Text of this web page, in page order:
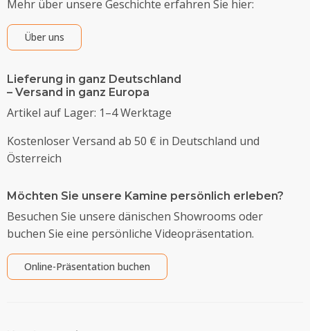
Mehr über unsere Geschichte erfahren Sie hier:
Über uns
Lieferung in ganz Deutschland
– Versand in ganz Europa
Artikel auf Lager: 1–4 Werktage
Kostenloser Versand ab 50 € in Deutschland und
Österreich
Möchten Sie unsere Kamine persönlich erleben?
Besuchen Sie unsere dänischen Showrooms oder
buchen Sie eine persönliche Videopräsentation.
Online-Präsentation buchen